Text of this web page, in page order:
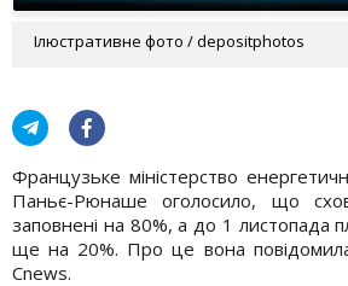
Ілюстративне фото / depositphotos
Французьке міністерство
Паньє-Рюнаше оголосило, що
заповнені на 80%, а до 1 листопада
ще на 20%. Про це вона повідомила
Cnews.